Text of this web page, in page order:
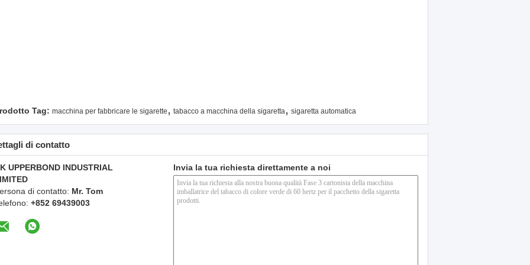
Tag: macchina per fabbricare le sigarette , tabacco a macchina della sigaretta, sigaretta automatica
di contatto
UPPERBOND INDUSTRIAL
di contatto: Mr. Tom
+852 69439003
Invia la tua richiesta direttamente a noi